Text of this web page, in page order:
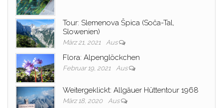
Tour: Slemenova Špica (Soča-Tal,
Slowenien)
März 21, 2021 Aus
Flora: Alpenglöckchen
Februar 19, 2021 Aus
Weitergeklickt: Allgäuer Hüttentour 1968
März 18, 2020 Aus